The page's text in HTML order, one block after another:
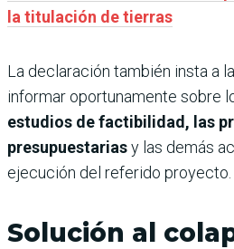
la titulación de tierras
La declaración también insta a
informar oportunamente sobre
estudios de factibilidad, las
presupuestariasy las demás
ejecución del referido proyecto.
Solución al